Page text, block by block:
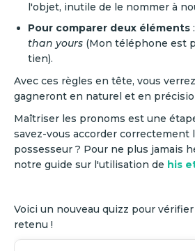
l'objet, inutile de le nommer à
Pour comparer deux éléments :
than yours (Mon téléphone est
tien).
Avec ces règles en tête, vous
gagneront en naturel et en
Maîtriser les pronoms est une
savez-vous accorder correctement
possesseur ? Pour ne plus jamais
notre guide sur l'utilisation de his
Voici un nouveau quizz pour
retenu !